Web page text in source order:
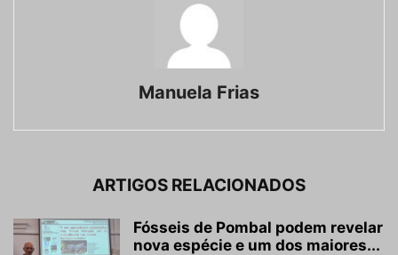
Manuela Frias
ARTIGOS RELACIONADOS
Fósseis de Pombal podem revelar
nova espécie e um dos maiores...